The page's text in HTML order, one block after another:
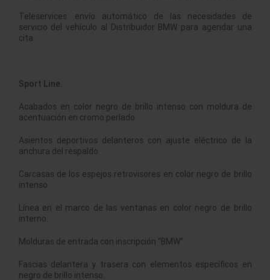
Teleservices: envío automático de las necesidades de
servicio del vehículo al Distribuidor BMW para agendar una
cita.
Sport Line.
Acabados en color negro de brillo intenso con moldura de
acentuación en cromo perlado.
Asientos deportivos delanteros con ajuste eléctrico de la
anchura del respaldo.
Carcasas de los espejos retrovisores en color negro de brillo
intenso.
Línea en el marco de las ventanas en color negro de brillo
interno.
Molduras de entrada con inscripción “BMW”.
Fascias delantera y trasera con elementos específicos en
negro de brillo intenso.